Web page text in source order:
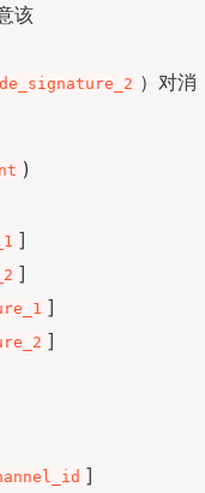
该
）对消
)
]
]
]
]
]